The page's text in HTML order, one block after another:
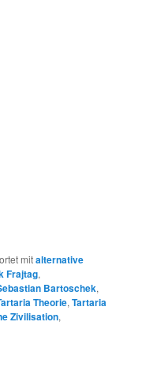
mitalternative
Frajtag,
Bartoschek,
Theorie,Tartaria
Zivilisation,